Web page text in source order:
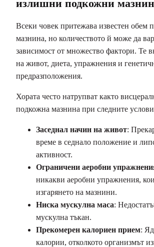
излишни подкожни
Всеки човек притежава известен обем
мазнина, но количеството й може да
зависимост от множество фактори. Те
на живот, диета, упражнения и
предразположения.
Хората често натрупват както
подкожна мазнина при следните
Заседнал начин на живот:
време в седнало положение и
активност.
Ограничени аеробни
никакви аеробни упражнения,
изгарянето на мазнини.
Ниска мускулна маса:
мускулна тъкан.
Прекомерен калориен прием:
калории, отколкото организмът